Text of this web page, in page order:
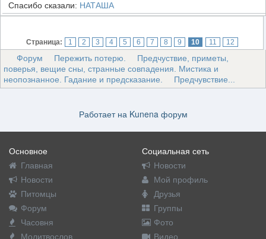
Спасибо сказали: НАТАША
Страница: 1 2 3 4 5 6 7 8 9 10 11 12
Форум Пережить потерю.
Предчуствие, приметы,
поверья, вещие сны, странные совпадения. Мистика и
неопознанное. Гадание и предсказание.
Предчувствие...
Работает на Kunena форум
Основное
Главная
Новости
Питомцы
Форум
Часовня
Молитвослов
Социальная сеть
Новости
Мой профиль
Друзья
Группы
Фото
Видео